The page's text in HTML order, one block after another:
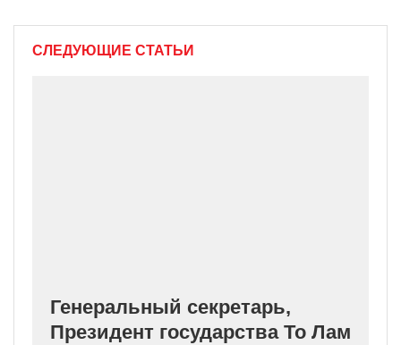
СЛЕДУЮЩИЕ СТАТЬИ
Генеральный секретарь,
Президент государства То Лам